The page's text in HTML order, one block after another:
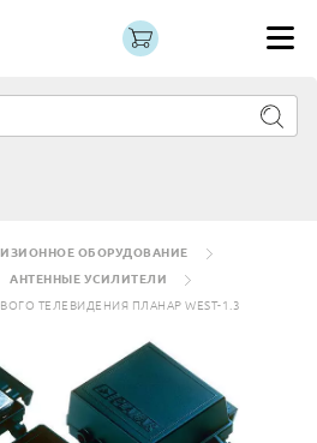
ОБОРУДОВАНИЕ
АНТЕННЫЕ УСИЛИТЕЛИ
ТЕЛЕВИДЕНИЯ ПЛАНАР WEST-1.3